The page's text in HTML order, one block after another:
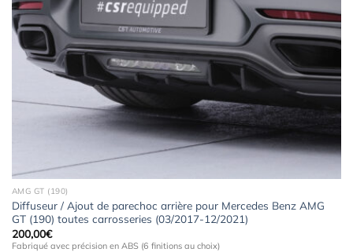
Ajouter
à la
wishlist
AMG GT (190)
Diffuseur / Ajout de parechoc arrière pour Mercedes Benz AMG
GT (190) toutes carrosseries (03/2017-12/2021)
200,00€
Fabriqué avec précision en ABS (6 finitions au choix)